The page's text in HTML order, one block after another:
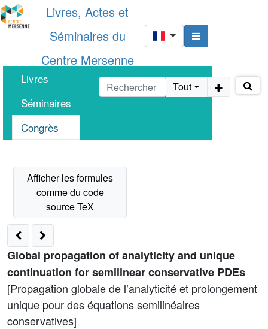
Livres, Actes et
Séminaires du
Centre Mersenne
Livres
Séminaires
Congrès
Tout
Global propagation of analyticity and unique
continuation for semilinear conservative PDEs
[Propagation globale de l’analyticité et prolongement
unique pour des équations semilinéaires
conservatives]